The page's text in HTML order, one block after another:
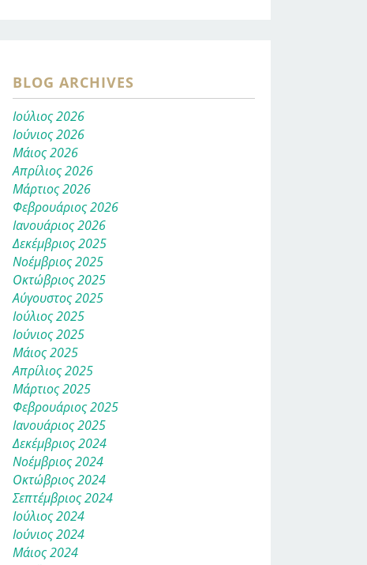
BLOG ARCHIVES
Ιούλιος 2026
Ιούνιος 2026
Μάιος 2026
Απρίλιος 2026
Μάρτιος 2026
Φεβρουάριος 2026
Ιανουάριος 2026
Δεκέμβριος 2025
Νοέμβριος 2025
Οκτώβριος 2025
Αύγουστος 2025
Ιούλιος 2025
Ιούνιος 2025
Μάιος 2025
Απρίλιος 2025
Μάρτιος 2025
Φεβρουάριος 2025
Ιανουάριος 2025
Δεκέμβριος 2024
Νοέμβριος 2024
Οκτώβριος 2024
Σεπτέμβριος 2024
Ιούλιος 2024
Ιούνιος 2024
Μάιος 2024